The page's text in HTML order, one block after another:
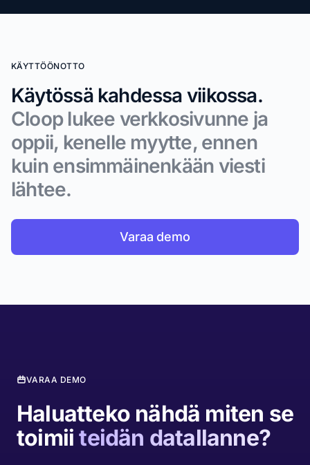
KÄYTTÖÖNOTTO
Käytössä kahdessa viikossa.
Cloop lukee verkkosivunne ja
oppii, kenelle myytte, ennen
kuin ensimmäinenkään viesti
lähtee.
Varaa demo
VARAA DEMO
Haluatteko nähdä miten se
toimiiteidän datallanne?